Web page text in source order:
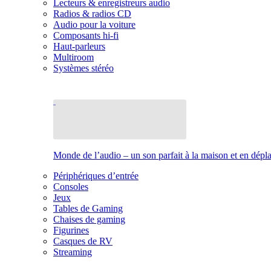
Lecteurs & enregistreurs audio
Radios & radios CD
Audio pour la voiture
Composants hi-fi
Haut-parleurs
Multiroom
Systèmes stéréo
Monde de l’audio – un son parfait à la maison et en
Périphériques d’entrée
Consoles
Jeux
Tables de Gaming
Chaises de gaming
Figurines
Casques de RV
Streaming